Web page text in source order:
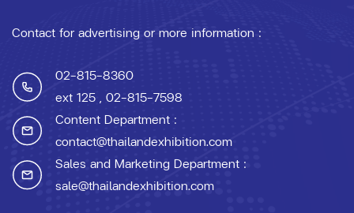
Contact for advertising or more information :
02-815-8360
ext 125 , 02-815-7598
Content Department :
contact@thailandexhibition.com
Sales and Marketing Department :
sale@thailandexhibition.com